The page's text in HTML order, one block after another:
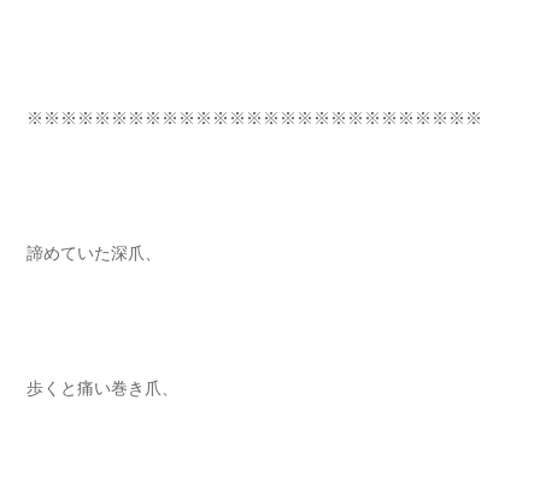
※※※※※※※※※※※※※※※※※※※※※※※※※※※⁡
諦めていた深爪、 ⁡⁡⁡⁡
歩くと痛い巻き爪、 ⁡⁡⁡⁡